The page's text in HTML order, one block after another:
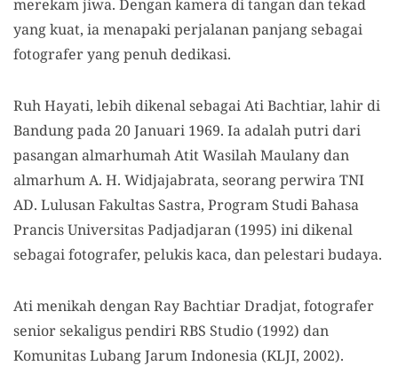
merekam jiwa. Dengan kamera di tangan dan tekad
yang kuat, ia menapaki perjalanan panjang sebagai
fotografer yang penuh dedikasi.
Ruh Hayati, lebih dikenal sebagai Ati Bachtiar, lahir di
Bandung pada 20 Januari 1969. Ia adalah putri dari
pasangan almarhumah Atit Wasilah Maulany dan
almarhum A. H. Widjajabrata, seorang perwira TNI
AD. Lulusan Fakultas Sastra, Program Studi Bahasa
Prancis Universitas Padjadjaran (1995) ini dikenal
sebagai fotografer, pelukis kaca, dan pelestari budaya.
Ati menikah dengan Ray Bachtiar Dradjat, fotografer
senior sekaligus pendiri RBS Studio (1992) dan
Komunitas Lubang Jarum Indonesia (KLJI, 2002).